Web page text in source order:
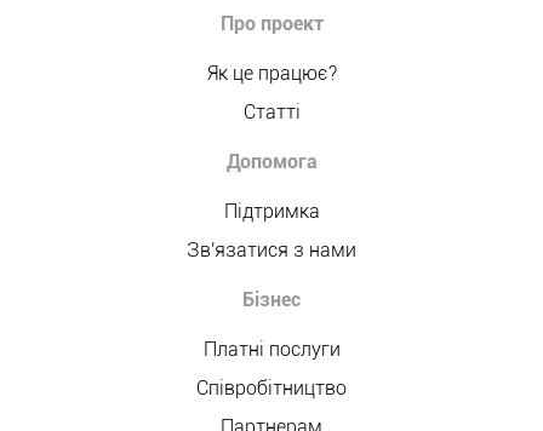
Про проект
Як це працює?
Статті
Допомога
Підтримка
Зв'язатися з нами
Бізнес
Платні послуги
Співробітництво